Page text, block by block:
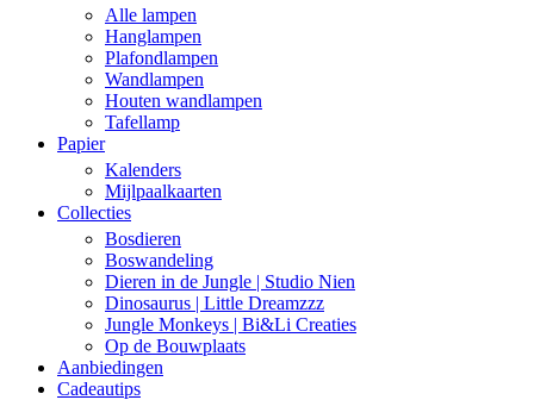
Alle lampen
Hanglampen
Plafondlampen
Wandlampen
Houten wandlampen
Tafellamp
Papier
Kalenders
Mijlpaalkaarten
Collecties
Bosdieren
Boswandeling
Dieren in de Jungle | Studio Nien
Dinosaurus | Little Dreamzzz
Jungle Monkeys | Bi&Li Creaties
Op de Bouwplaats
Aanbiedingen
Cadeautips